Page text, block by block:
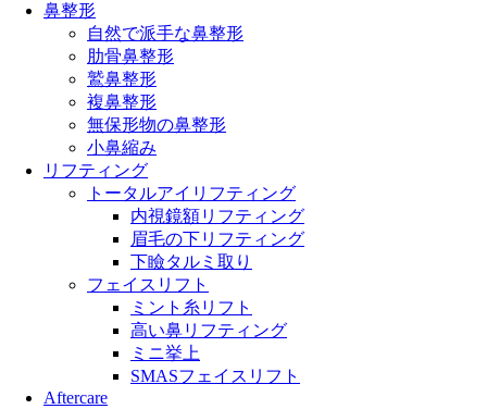
鼻整形
自然で派手な鼻整形
肋骨鼻整形
鷲鼻整形
複鼻整形
無保形物の鼻整形
小鼻縮み
リフティング
トータルアイリフティング
内視鏡額リフティング
眉毛の下リフティング
下瞼タルミ取り
フェイスリフト
ミント糸リフト
高い鼻リフティング
ミニ挙上
SMASフェイスリフト
Aftercare